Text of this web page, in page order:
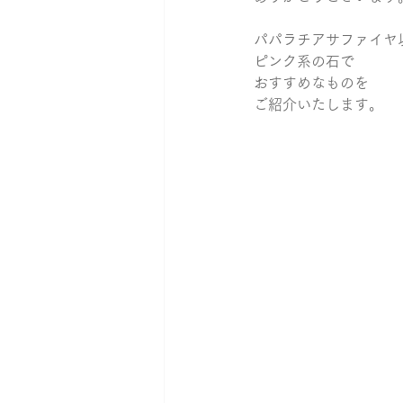
おそろいリング カブト
パパラチアサファイヤ
ピンク系の石で
おすすめなものを
ご紹介いたします。